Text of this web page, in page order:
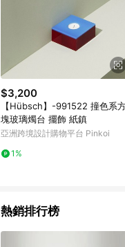
$3,200
【Hübsch】-991522 撞色系
塊玻璃燭台 擺飾 紙鎮
亞洲跨境設計購物平台 Pinkoi
1%
熱銷排行榜